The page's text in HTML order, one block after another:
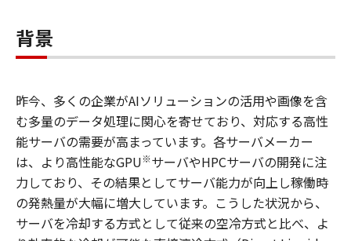
背景
昨今、多くの企業がAIソリューションの活用や画像を含
む多量のデータ処理に関心を寄せており、対応する高性
能サーバの需要が高まっています。各サーバメーカー
は、より高性能なGPU※サーバやHPCサーバの開発に注
力しており、その結果としてサーバ能力が向上し稼働時
の発熱量が大幅に増大しています。こうした状況から、
サーバを冷却する方式として従来の空冷方式と比べ、よ